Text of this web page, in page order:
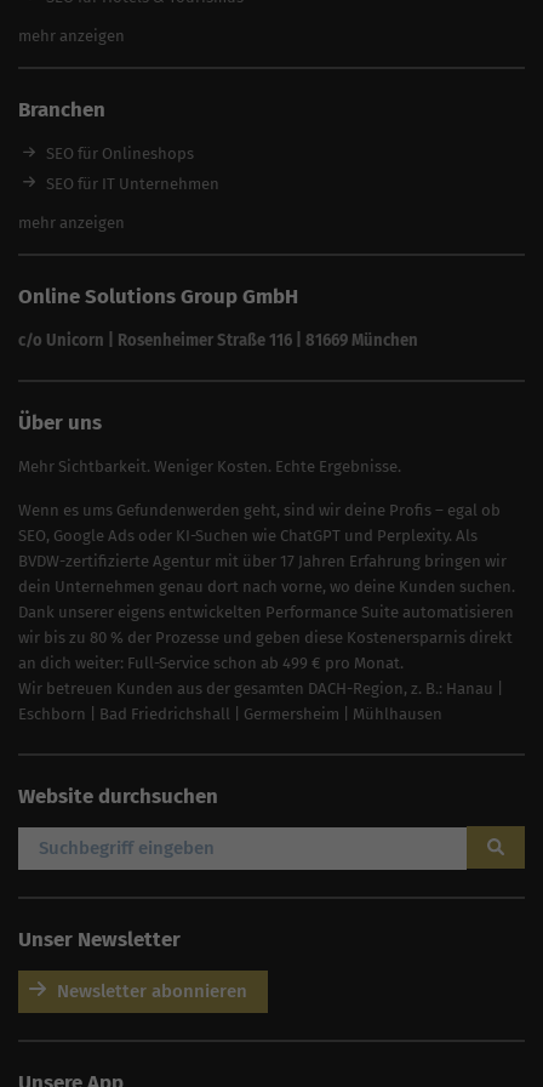
SEO Angebote
SEO für Handwerker
SEO für Anwälte & Kanzleien
SEO für Fitness
SEO für Architekten
mehr anzeigen
Branchen
SEO für Onlineshops
SEO für IT Unternehmen
SEO für Versicherungsmakler
SEO für Reinigungsfirmen
SEO für Sicherheitsdienste
mehr anzeigen
Online Solutions Group GmbH
c/o Unicorn | Rosenheimer Straße 116 | 81669 München
Über uns
Mehr Sichtbarkeit. Weniger Kosten. Echte Ergebnisse.
Wenn es ums Gefundenwerden geht, sind wir deine Profis – egal ob
SEO, Google Ads oder KI-Suchen wie ChatGPT und Perplexity. Als
BVDW-zertifizierte Agentur mit über 17 Jahren Erfahrung bringen wir
dein Unternehmen genau dort nach vorne, wo deine Kunden suchen.
Dank unserer eigens entwickelten Performance Suite automatisieren
wir bis zu 80 % der Prozesse und geben diese Kostenersparnis direkt
an dich weiter: Full-Service schon ab 499 € pro Monat.
Wir betreuen Kunden aus der gesamten DACH-Region, z. B.: Hanau
Eschborn
Bad Friedrichshall Germersheim Mühlhausen
Website durchsuchen
Unser Newsletter
Newsletter abonnieren
Unsere App